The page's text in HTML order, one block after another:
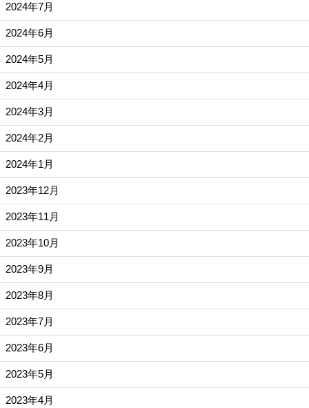
2024年7月
2024年6月
2024年5月
2024年4月
2024年3月
2024年2月
2024年1月
2023年12月
2023年11月
2023年10月
2023年9月
2023年8月
2023年7月
2023年6月
2023年5月
2023年4月